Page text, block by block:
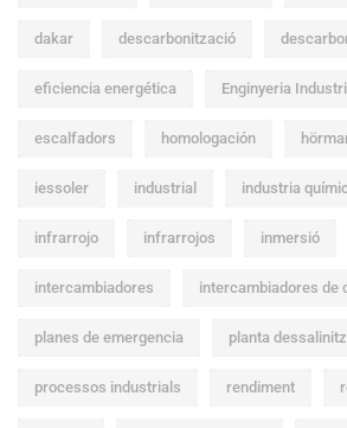
dakar descarbonització
eficiencia energética Enginyeria
escalfadors homologación
iessoler industrial industria
infrarrojo infrarrojos inmersió
intercambiadores intercambiadores de
planes de emergencia planta
processos industrials rendiment